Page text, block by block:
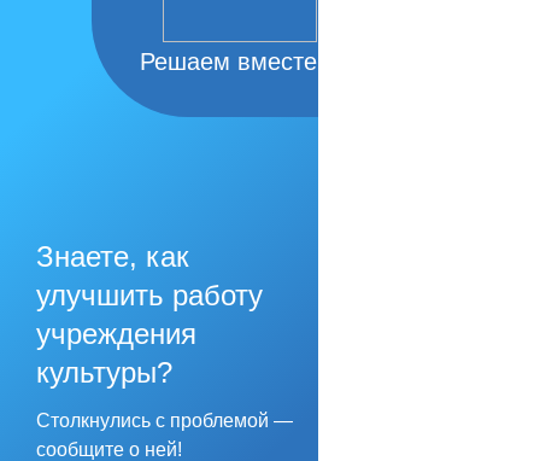
Решаем вместе
Знаете, как
улучшить работу
учреждения
культуры?
Столкнулись с проблемой —
сообщите о ней!